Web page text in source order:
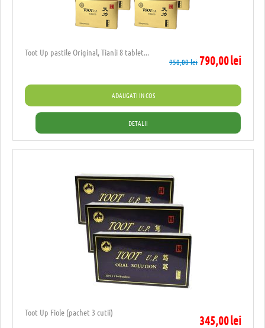
Toot Up pastile Original, Tianli 8 tablet...
950,00lei790,00lei
ADAUGATI IN COS
DETALII
Toot Up Fiole (pachet 3 cutii)
345,00lei